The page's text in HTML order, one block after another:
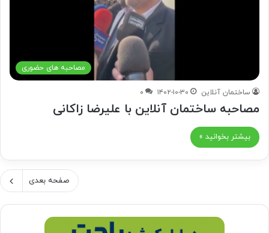
مصاحبه های حضوری
ساختمان آنلاین ۱۴۰۲-۱۰-۳۰ ۰
مصاحبه ساختمان آنلاین با علیرضا زاکانی
بیشتر بخوانید »
صفحه بعدی